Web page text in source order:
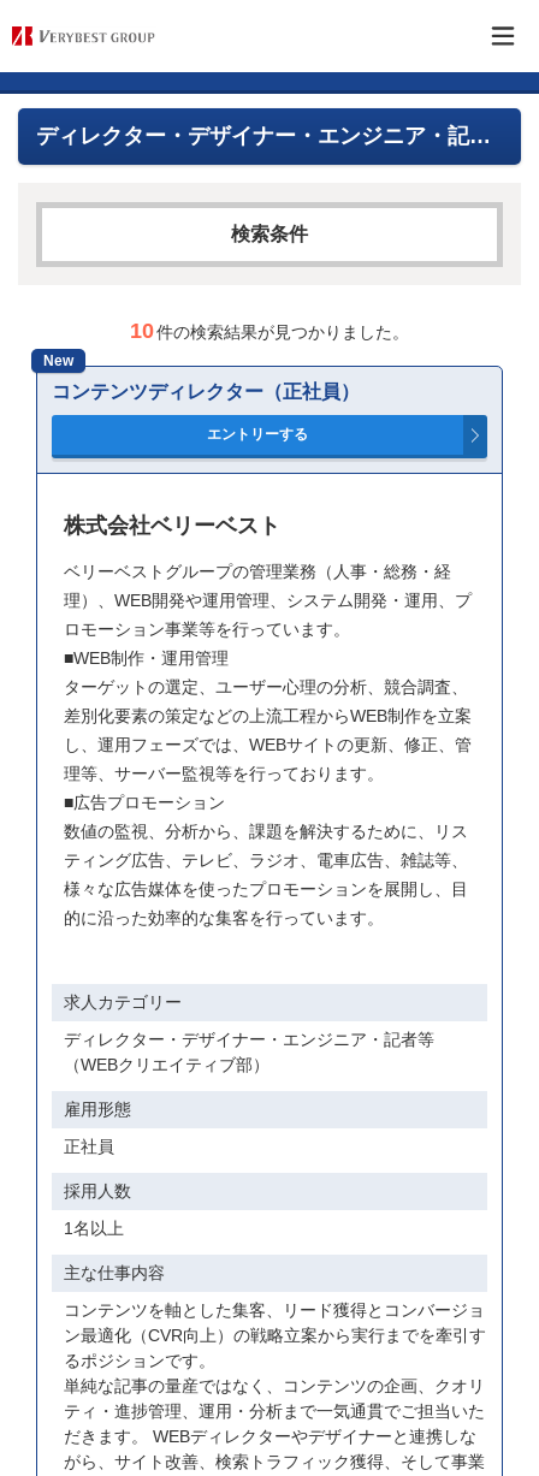
ディレクター・デザイナー・エンジニア・記者等（WEBクリエイティブ部）
検索条件
AND検索
正社員
東京都
10件の検索結果が見つかりました。
New
コンテンツディレクター（正社員）
株式会社ベリーベスト
ベリーベストグループの管理業務（人事・総務・経
理）、WEB開発や運用管理、システム開発・運用、プ
ロモーション事業等を行っています。
■WEB制作・運用管理
ターゲットの選定、ユーザー心理の分析、競合調査、
差別化要素の策定などの上流工程からWEB制作を立案
し、運用フェーズでは、WEBサイトの更新、修正、管
理等、サーバー監視等を行っております。
■広告プロモーション
数値の監視、分析から、課題を解決するために、リス
ティング広告、テレビ、ラジオ、電車広告、雑誌等、
様々な広告媒体を使ったプロモーションを展開し、目
的に沿った効率的な集客を行っています。
求人カテゴリー
ディレクター・デザイナー・エンジニア・記者等
（WEBクリエイティブ部）
雇用形態
正社員
採用人数
1名以上
主な仕事内容
コンテンツを軸とした集客、リード獲得とコンバージョ
ン最適化（CVR向上）の戦略立案から実行までを牽引す
るポジションです。
単純な記事の量産ではなく、コンテンツの企画、クオリ
ティ・進捗管理、運用・分析まで一気通貫でご担当いた
だきます。 WEBディレクターやデザイナーと連携しな
がら、サイト改善、検索トラフィック獲得、そして事業